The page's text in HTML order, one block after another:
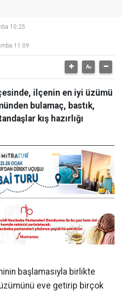
10:25
11:09
ilçenin en iyi üzümü
bulamaç, bastık,
kış hazırlığı
başlamasıyla birlikte
eve getirip birçok